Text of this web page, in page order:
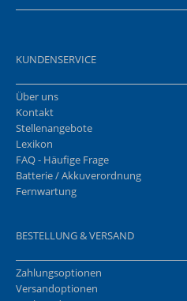
KUNDENSERVICE
Über uns
Kontakt
Stellenangebote
Lexikon
FAQ - Häufige Frage
Batterie / Akkuverordnung
Fernwartung
BESTELLUNG & VERSAND
Zahlungsoptionen
Versandoptionen